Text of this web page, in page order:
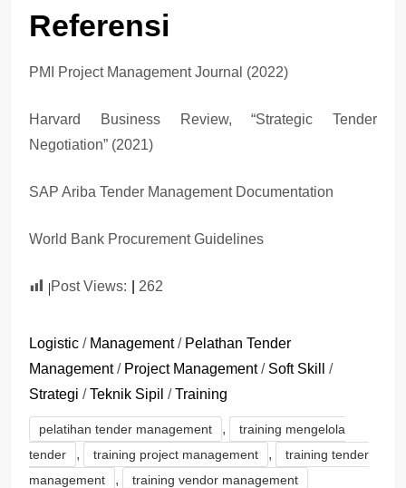
Referensi
PMI Project Management Journal (2022)
Harvard Business Review, “Strategic Tender
Negotiation” (2021)
SAP Ariba Tender Management Documentation
World Bank Procurement Guidelines
Post Views: 262
Logistic / Management/ Pelathan Tender
Management/ Project Management/ Soft Skill
/
Strategi /Teknik Sipil /Training
pelatihan tender management ,
training mengelola
tender
, training project management ,
training tender
management
, training vendor management